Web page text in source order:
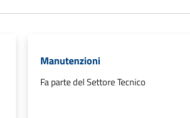
Manutenzioni
Fa parte del Settore Tecnico